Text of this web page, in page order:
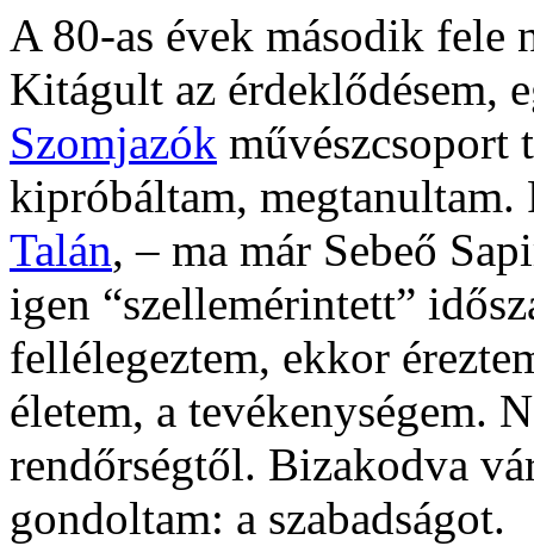
A 80-as évek második fele
Kitágult az érdeklődésem,
Szomjazók művészcsoport
kipróbáltam,
Talán, – ma már Sebeő
igen “szellemérintett”
fellélegeztem, ekkor
életem, a tevékenységem.
rendőrségtől. Bizakodva
gondoltam: a szabadságot.